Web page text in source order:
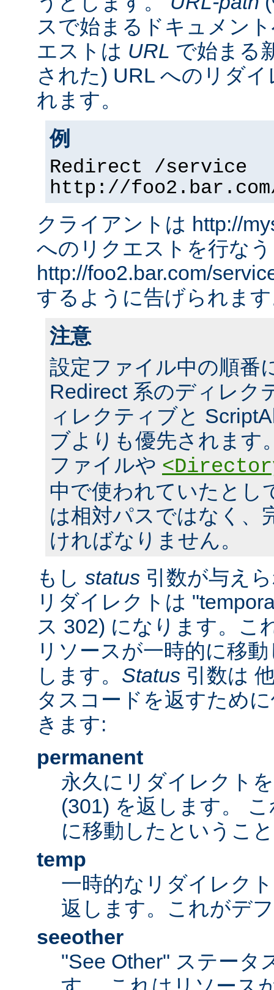
スで始まるドキュメン
エストは URL で始まる
された) URL へのリダ
れます。
例
Redirect /service
http://
クライアントは http://
へのリクエストを行な
http://foo2.bar.com/
するように告げられま
注意
設定ファイル中の順番
Redirect 系のディレク
ィレクティブと
ブよりも優先されます
ファイルや
中で使われていたとし
は相対パスではなく、
ければなりません。
もし status 引数が与え
リダイレクトは
ス 302) になります。こ
リソースが一時的に移
します。 Status 引数は
タスコードを返すため
きます:
permanent
永久にリダイレクト
(301) を返します。
に移動したというこ
temp
一時的なリダイレク
返します。これがデ
seeother
"See Other" ステータ